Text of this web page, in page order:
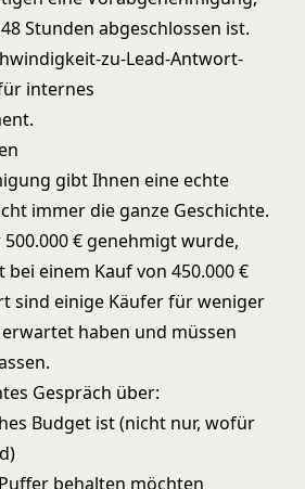
Stunden abgeschlossen ist.
zu-Lead-Antwort-
internes
gibt Ihnen eine echte
immer die ganze Geschichte.
€ genehmigt wurde,
einem Kauf von 450.000 €
sind einige Käufer für weniger
haben und müssen
Gespräch über:
Budget ist (nicht nur, wofür
behalten möchten